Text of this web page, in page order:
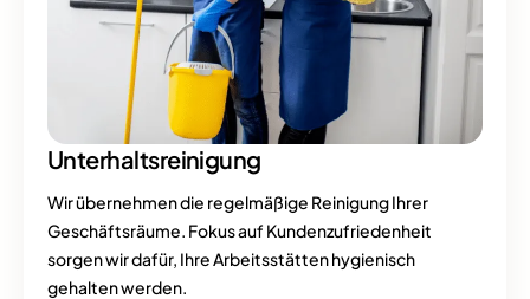
Unterhaltsreinigung
Wir übernehmen die regelmäßige Reinigung Ihrer
Geschäftsräume. Fokus auf Kundenzufriedenheit
sorgen wir dafür, Ihre Arbeitsstätten hygienisch
gehalten werden.